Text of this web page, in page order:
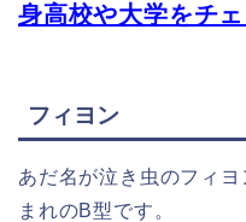
身高校や大学をチェ
フィヨン
あだ名が泣き虫のフィ
まれのB型です。